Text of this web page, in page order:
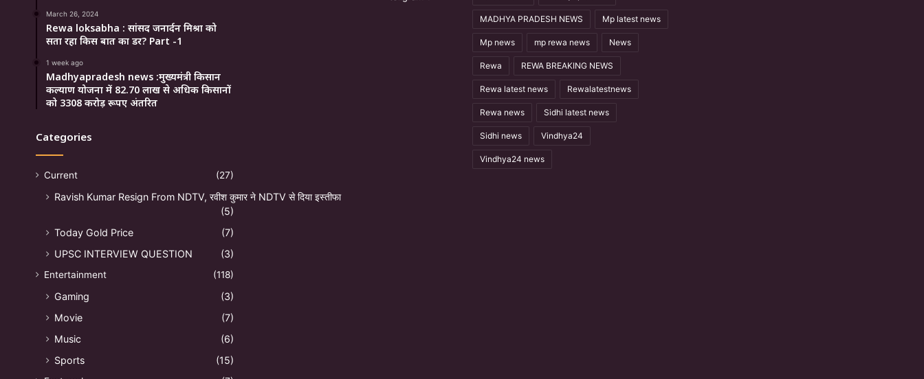
March 26, 2024
Rewa loksabha : सांसद जनार्दन मिश्रा को
सता रहा किस बात का डर? Part -1
1 week ago
Madhyapradesh news :मुख्यमंत्री किसान
कल्याण योजना में 82.70 लाख से अधिक किसानों
को 3308 करोड़ रूपए अंतरित
Categories
Current (27)
Ravish Kumar Resign From NDTV, रवीश कुमार ने NDTV से दिया इस्तीफा
(5)
Today Gold Price
(7)
UPSC INTERVIEW QUESTION
(3)
Entertainment (118)
Gaming
(3)
Movie
(7)
Music
(6)
Sports
(15)
MADHYA PRADESH NEWS Mp latest news
Mp news mp rewa news News
Rewa REWA BREAKING NEWS
Rewa latest news Rewalatestnews
Rewa news Sidhi latest news
Sidhi news Vindhya24
Vindhya24 news